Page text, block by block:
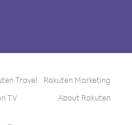
Travel
Rakuten Marketing
TV About Rakuten